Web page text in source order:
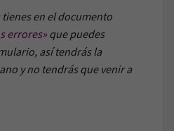
en el documento
errores» que puedes
así tendrás la
y no tendrás que venir a